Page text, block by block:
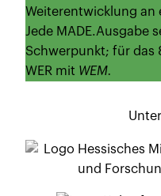
Weiterentwicklung an
Jede MADE.Ausgabe
Schwerpunkt; für das
WER mit WEM.